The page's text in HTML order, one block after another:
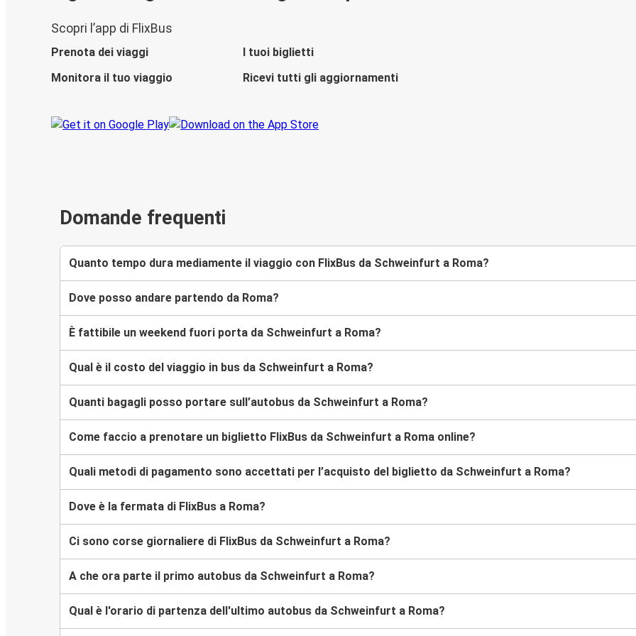
Scopri l’app di FlixBus
Prenota dei viaggi
I tuoi biglietti
Monitora il tuo viaggio
Ricevi tutti gli aggiornamenti
Domande frequenti
Quanto tempo dura mediamente il viaggio con FlixBus da Schweinfurt a Roma?
Dove posso andare partendo da Roma?
È fattibile un weekend fuori porta da Schweinfurt a Roma?
Qual è il costo del viaggio in bus da Schweinfurt a Roma?
Quanti bagagli posso portare sull’autobus da Schweinfurt a Roma?
Come faccio a prenotare un biglietto FlixBus da Schweinfurt a Roma online?
Quali metodi di pagamento sono accettati per l’acquisto del biglietto da Schweinfurt a Roma?
Dove è la fermata di FlixBus a Roma?
Ci sono corse giornaliere di FlixBus da Schweinfurt a Roma?
A che ora parte il primo autobus da Schweinfurt a Roma?
Qual è l'orario di partenza dell'ultimo autobus da Schweinfurt a Roma?